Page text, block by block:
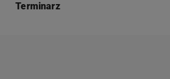
Terminarz